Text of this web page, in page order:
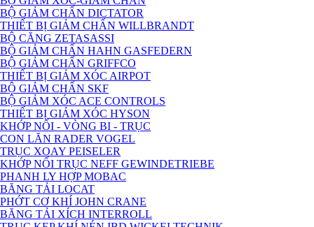
BỘ GIẢM CHẤN DICTATOR
THIẾT BỊ GIẢM CHẤN WILLBRANDT
BỘ CĂNG ZETASASSI
BỘ GIẢM CHẤN HAHN GASFEDERN
BỘ GIẢM CHẤN GRIFFCO
THIẾT BỊ GIẢM XÓC AIRPOT
BỘ GIẢM CHẤN SKF
BỘ GIẢM XÓC ACE CONTROLS
THIẾT BỊ GIẢM XÓC HYSON
KHỚP NỐI - VÒNG BI - TRỤC
CON LĂN RADER VOGEL
TRỤC XOAY PEISELER
KHỚP NỐI TRỤC NEFF GEWINDETRIEBE
PHANH LY HỢP MOBAC
BĂNG TẢI LOCAT
PHỚT CƠ KHÍ JOHN CRANE
BĂNG TẢI XÍCH INTERROLL